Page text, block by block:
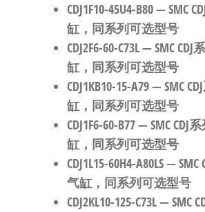
CDJ1F10-45U4-B80— SMC
缸，同系列可选型号
CDJ2F6-60-C73L— SMC CDJ
缸，同系列可选型号
CDJ1KB10-15-A79— SMC
缸，同系列可选型号
CDJ1F6-60-B77— SMC CDJ
缸，同系列可选型号
CDJ1L15-60H4-A80LS— SMC
气缸，同系列可选型号
CDJ2KL10-125-C73L— SMC